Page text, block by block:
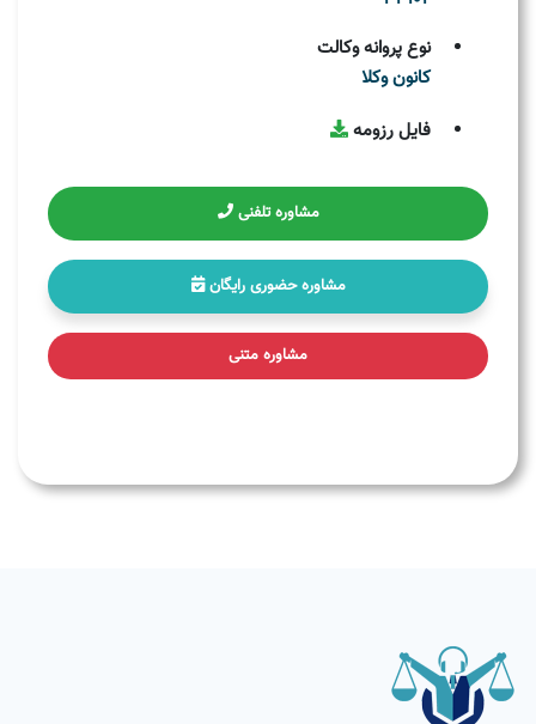
نوع پروانه وکالت
کانون وکلا
فایل رزومه
مشاوره تلفنی
مشاوره حضوری رایگان
مشاوره متنی